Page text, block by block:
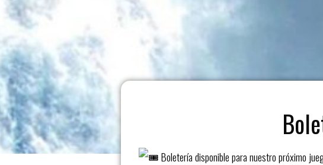
Boletería disponible para nuestro próximo